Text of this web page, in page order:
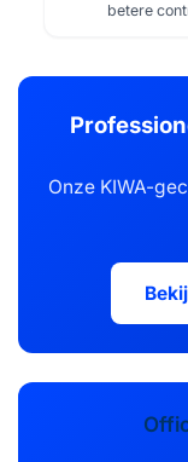
betere
Onze KIWA-